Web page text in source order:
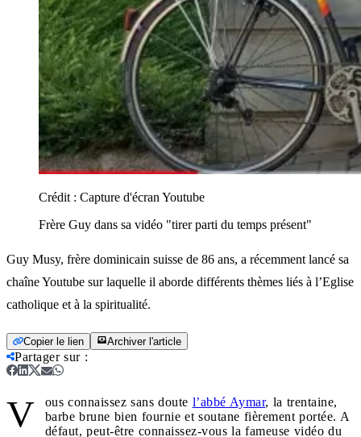
Crédit : Capture d'écran Youtube
Frère Guy dans sa vidéo "tirer parti du temps présent"
Guy Musy, frère dominicain suisse de 86 ans, a récemment lancé sa
chaîne Youtube sur laquelle il aborde différents thèmes liés à l’Eglise
catholique et à la spiritualité.
Copier le lien Archiver l'article
Partager sur:
V ous connaissez sans doute l’abbé Aymar, la trentaine,
barbe brune bien fournie et soutane fièrement portée. A
défaut, peut-être connaissez-vous la fameuse vidéo du